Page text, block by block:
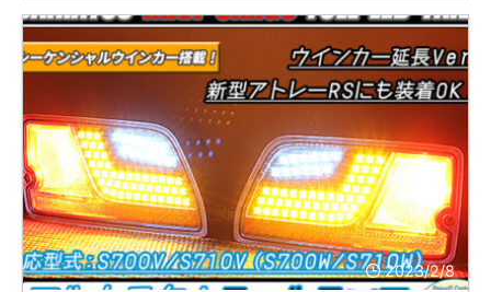
2023/2/8